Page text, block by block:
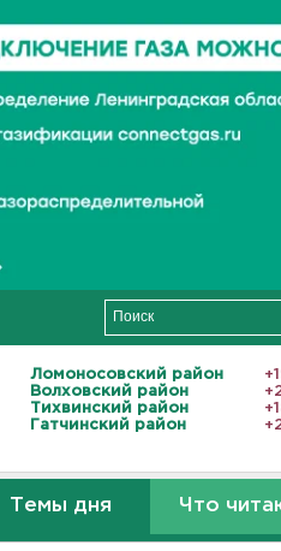
Ломоносовский район
Волховский район
Тихвинский район
Гатчинский район
Темы дня Что